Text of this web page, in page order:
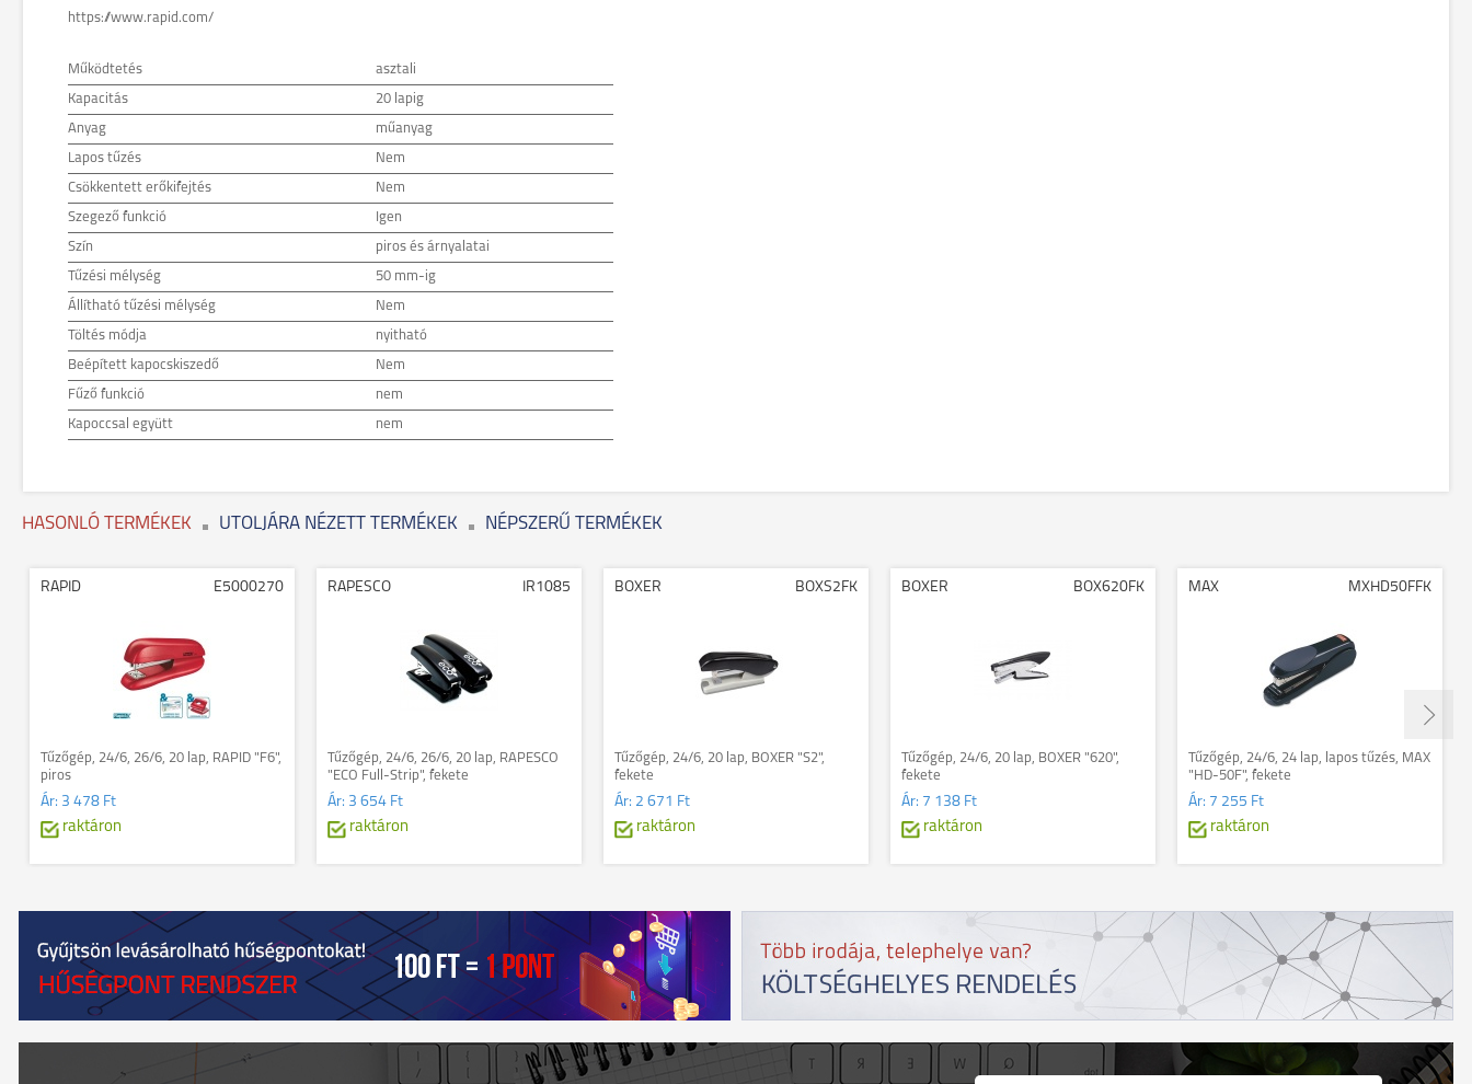
https://www.rapid.com/
Működtetés asztali
Kapacitás 20 lapig
Anyag műanyag
Lapos tűzés Nem
Csökkentett erőkifejtés Nem
Szegező funkció Igen
Szín piros és árnyalatai
Tűzési mélység 50 mm-ig
Állítható tűzési mélység Nem
Töltés módja nyitható
Beépített kapocskiszedő Nem
Fűző funkció nem
Kapoccsal együtt nem
HASONLÓ TERMÉKEK UTOLJÁRA NÉZETT TERMÉKEK NÉPSZERŰ TERMÉKEK
RAPID E5000270
Tűzőgép, 24/6, 26/6, 20 lap, RAPID "F6",
piros
Ár: 3 478 Ft
raktáron
RAPESCO IR1085
Tűzőgép, 24/6, 26/6, 20 lap, RAPESCO
"ECO Full-Strip", fekete
Ár: 3 654 Ft
raktáron
BOXER BOXS2FK
Tűzőgép, 24/6, 20 lap, BOXER "S2",
fekete
Ár: 2 671 Ft
raktáron
BOXER BOX620FK
Tűzőgép, 24/6, 20 lap, BOXER "620",
fekete
Ár: 7 138 Ft
raktáron
MAX MXHD50FFK
Tűzőgép, 24/6, 24 lap, lapos tűzés, MAX
"HD-50F", fekete
Ár: 7 255 Ft
raktáron